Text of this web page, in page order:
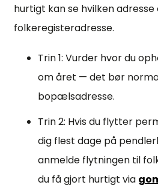
hurtigt kan se hvilken
folkeregisteradresse.
Trin 1: Vurder hvor du
om året — det bør
bopælsadresse.
Trin 2: Hvis du flytter
dig flest dage på
anmelde flytningen til
du få gjort hurtigt via